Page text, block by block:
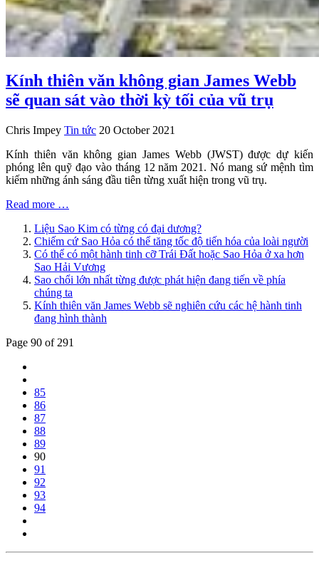
Kính thiên văn không gian James Webb
sẽ quan sát vào thời kỳ tối của vũ trụ
Chris Impey Tin tức 20 October 2021
Kính thiên văn không gian James Webb (JWST) được dự kiến
phóng lên quỹ đạo vào tháng 12 năm 2021. Nó mang sứ mệnh tìm
kiếm những ánh sáng đầu tiên từng xuất hiện trong vũ trụ.
Read more …
Liệu Sao Kim có từng có đại dương?
Chiếm cứ Sao Hỏa có thể tăng tốc độ tiến hóa của loài người
Có thể có một hành tinh cỡ Trái Đất hoặc Sao Hỏa ở xa hơn
Sao Hải Vương
Sao chổi lớn nhất từng được phát hiện đang tiến về phía
chúng ta
Kính thiên văn James Webb sẽ nghiên cứu các hệ hành tinh
đang hình thành
Page 90 of 291
85
86
87
88
89
90
91
92
93
94